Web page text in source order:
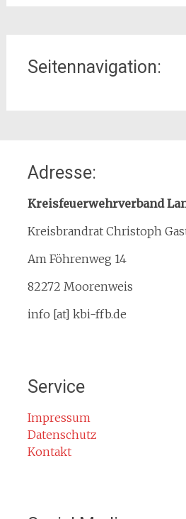
Seitennavigation:
Organisation
Kreisfeuerwehrverband
Kreisbrandinspektion
Service
Rauchmelder
Rettungsgasse
Gefahr durch Kohlenmonoxid
Adresse:
Kreisfeuerwehrverband
Kreisbrandrat Christoph
Am Föhrenweg 14
82272 Moorenweis
info [at] kbi-ffb.de
Service
Impressum
Datenschutz
Kontakt